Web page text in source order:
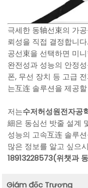
극세한 동轴선束의 가
뢰성을 직접 결정합니
공선束을 선택하면 미
완전성과 성능의 안정
폰, 무선 장치 등 고급
는互连 솔루션을 제공
저는수저허성원전자공
細은 동심선 밧줄 설계
성능의 고속互连 솔루
많은 정보를 알고 싶으
18913228573(위챗과
Giám đốc Trương